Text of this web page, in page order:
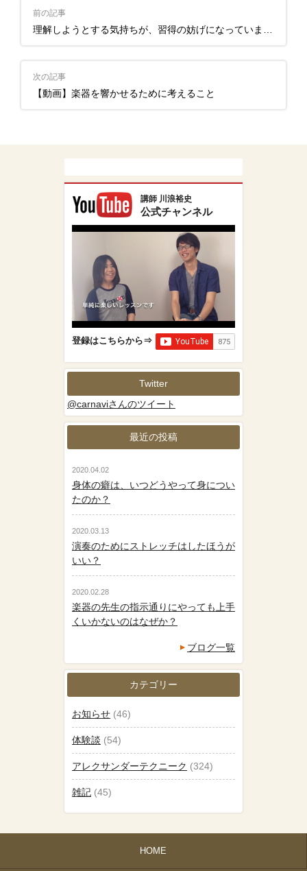
前の記事
理解しようとする気持ちが、習得の妨げになっていませんか？
次の記事
【動画】楽器を響かせるために考えること
講師 川浪裕史
公式チャンネル
登録はこちらから⇒
Twitter
@carnaviさんのツイート
最近の投稿
2020.04.02
身体の癖は、いつどうやって身につい
たのか？
2020.03.13
演奏のためにストレッチはしたほうが
いい？
2020.02.28
楽器の先生の指示通りにやっても上手
くいかないのはなぜか？
ブログ一覧
カテゴリー
お知らせ (46)
体験談 (54)
アレクサンダーテクニーク (324)
雑記 (45)
HOME